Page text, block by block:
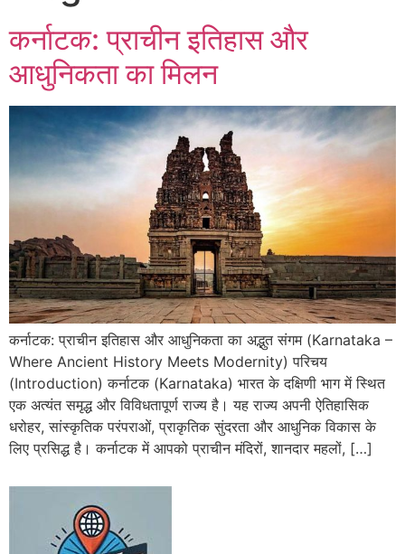
कर्नाटक: प्राचीन इतिहास और
आधुनिकता का मिलन
कर्नाटक: प्राचीन इतिहास और आधुनिकता का अद्भुत संगम (Karnataka –
Where Ancient History Meets Modernity) परिचय
(Introduction) कर्नाटक (Karnataka) भारत के दक्षिणी भाग में स्थित
एक अत्यंत समृद्ध और विविधतापूर्ण राज्य है। यह राज्य अपनी ऐतिहासिक
धरोहर, सांस्कृतिक परंपराओं, प्राकृतिक सुंदरता और आधुनिक विकास के
लिए प्रसिद्ध है। कर्नाटक में आपको प्राचीन मंदिरों, शानदार महलों, […]